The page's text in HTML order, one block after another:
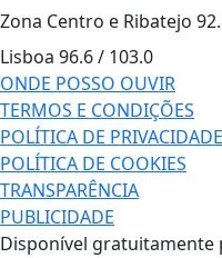
Zona Centro e Ribatejo
Lisboa 96.6 / 103.0
ONDE POSSO OUVIR
TERMOS E CONDIÇÕES
POLÍTICA DE PRIVACIDADE
POLÍTICA DE COOKIES
TRANSPARÊNCIA
PUBLICIDADE
Disponível gratuitamente